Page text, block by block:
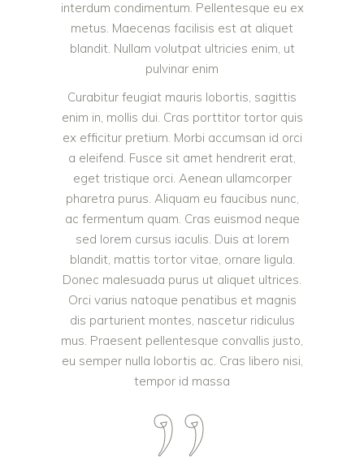
interdum condimentum. Pellentesque eu ex
metus. Maecenas facilisis est at aliquet
blandit. Nullam volutpat ultricies enim, ut
pulvinar enim
Curabitur feugiat mauris lobortis, sagittis
enim in, mollis dui. Cras porttitor tortor quis
ex efficitur pretium. Morbi accumsan id orci
a eleifend. Fusce sit amet hendrerit erat,
eget tristique orci. Aenean ullamcorper
pharetra purus. Aliquam eu faucibus nunc,
ac fermentum quam. Cras euismod neque
sed lorem cursus iaculis. Duis at lorem
blandit, mattis tortor vitae, ornare ligula.
Donec malesuada purus ut aliquet ultrices.
Orci varius natoque penatibus et magnis
dis parturient montes, nascetur ridiculus
mus. Praesent pellentesque convallis justo,
eu semper nulla lobortis ac. Cras libero nisi,
tempor id massa